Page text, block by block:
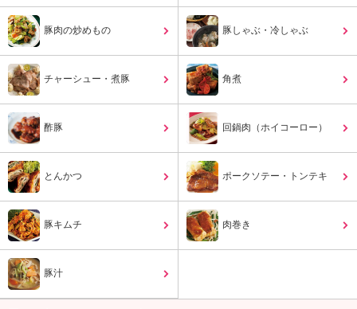
ケ
ョ
ナ
み
の
う
理
豚肉の炒めもの 豚しゃぶ・冷しゃぶ
チャーシュー・煮豚 角煮
酢豚 回鍋肉（ホイコーロー）
とんかつ ポークソテー・トンテキ
豚キムチ 肉巻き
豚汁